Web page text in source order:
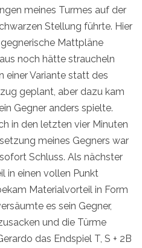
meines Turmes auf der
Stellung führte. Hier
Mattpläne
noch hätte straucheln
einer Variante statt des
geplant, aber dazu kam
Gegner anders spielte.
in den letzten vier Minuten
meines Gegners war
Schluss. Als nächster
in einen vollen Punkt
Materialvorteil in Form
es sein Gegner,
und die Türme
das Endspiel T, S + 2B